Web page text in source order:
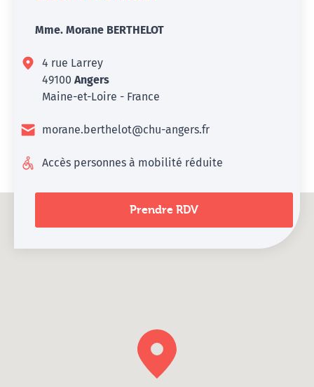
Mme. Morane BERTHELOT
4 rue Larrey
49100 Angers
Maine-et-Loire - France
morane.berthelot@chu-angers.fr
Accès personnes à mobilité réduite
Prendre RDV